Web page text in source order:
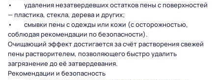
• удаления незатвердевших остатков пены с поверхностей
— пластика, стекла, дерева и других;
• смывки пены с одежды или кожи (с осторожностью,
соблюдая рекомендации по безопасности).
Очищающий эффект достигается за счёт растворения свежей
пены растворителем, позволяющего быстро удалить
загрязнение до её затвердевания.
Рекомендации и безопасность